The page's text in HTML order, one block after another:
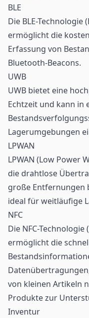
BLE
Die BLE-Technologie (
ermöglicht die
Erfassung von
Bluetooth-Beacons.
UWB
UWB bietet eine
Echtzeit und kann in
Lagerumgebungen
LPWAN
LPWAN (Low Power
die drahtlose
große Entfernungen
ideal für weitläufige
NFC
Die NFC-Technologie
ermöglicht die
von kleinen Artikeln
Produkte zur
Inventur